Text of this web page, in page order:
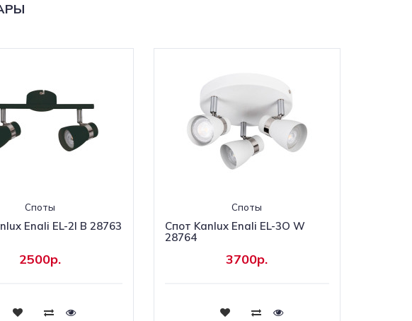
Споты
Enali EL-2I B 28763
2500р.
Купить
Споты
Cпот Kanlux Enali EL-3O W
28764
3700р.
Купить